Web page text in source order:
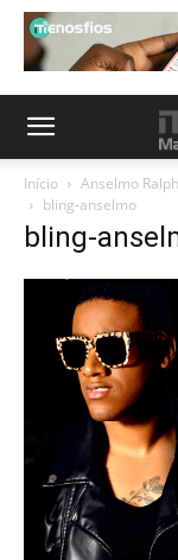
Início
Anselmo
bling-anselmo
bling-